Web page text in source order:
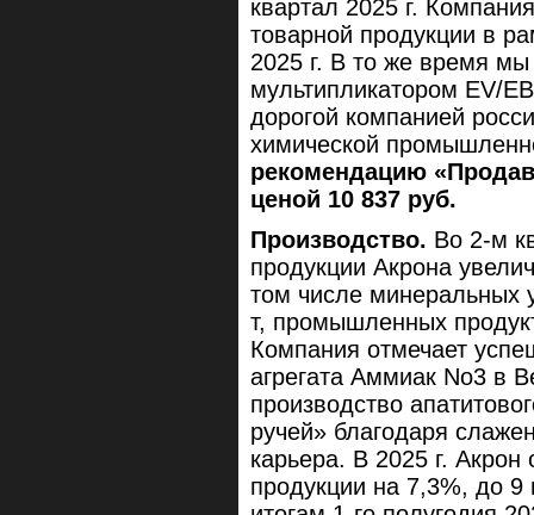
квартал 2025 г.
товарной продукции в
2025 г. В то же время
мультипликатором EV/
дорогой компанией
химической
рекомендацию
ценой 10 837 руб.
Производство. Во 2-м
продукции Акрона
том числе минеральных
т, промышленных
Компания отмечает
агрегата Аммиак No3 в
производство
ручей» благодаря
карьера. В 2025 г. Акрон
продукции на 7,3%, до